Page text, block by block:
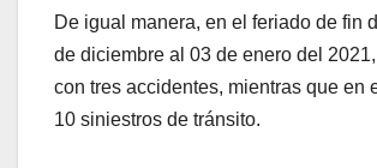
De igual manera, en el feriado de fin
de diciembre al 03 de enero del
con tres accidentes, mientras que en
10 siniestros de tránsito.